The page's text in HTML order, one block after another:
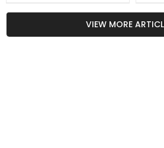
کیلیئے انسولین کا کام کرتے
ہیں
VIEW MORE